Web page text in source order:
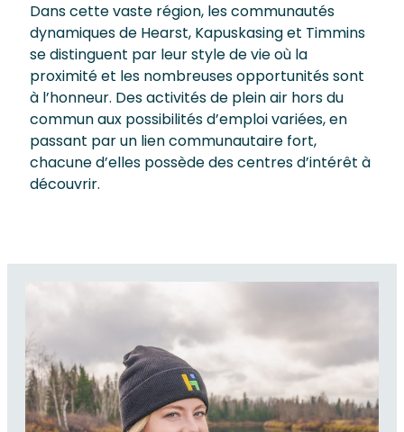
Dans cette vaste région, les communautés
dynamiques de Hearst, Kapuskasing et Timmins
se distinguent par leur style de vie où la
proximité et les nombreuses opportunités sont
à l’honneur. Des activités de plein air hors du
commun aux possibilités d’emploi variées, en
passant par un lien communautaire fort,
chacune d’elles possède des centres d’intérêt à
découvrir.